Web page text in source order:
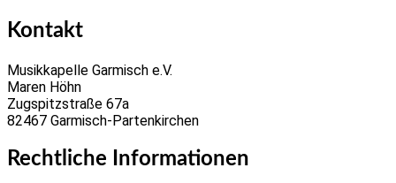
Kontakt
Musikkapelle Garmisch e.V.
Maren Höhn
Zugspitzstraße 67a
82467 Garmisch-Partenkirchen
Rechtliche Informationen